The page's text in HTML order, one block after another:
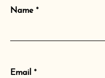
Name *
Email *